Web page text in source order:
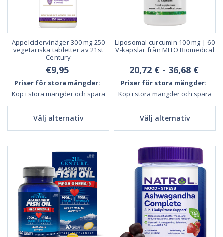
Äppelcidervinäger 300 mg 250
vegetariska tabletter av 21st
Century
€9,95
Priser för stora mängder:
Köp i stora mängder och spara
Välj alternativ
Liposomal curcumin 100 mg | 60
V-kapslar från MITO Biomedical
20,72 € - 36,68 €
Priser för stora mängder:
Köp i stora mängder och spara
Välj alternativ